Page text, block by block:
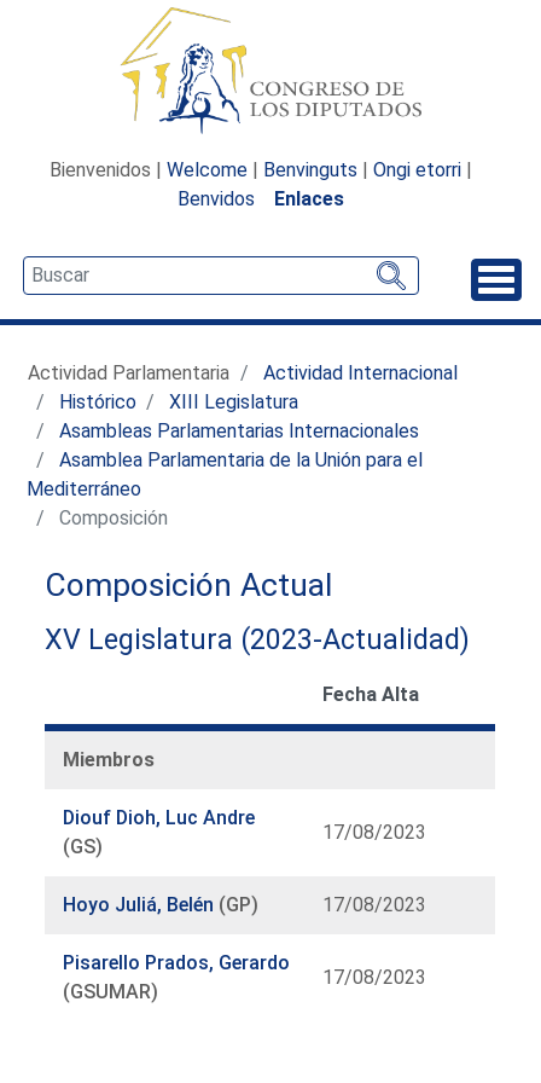
Bienvenidos | Welcome | Benvinguts | Ongi etorri |
Benvidos
Enlaces
Actividad Parlamentaria
Actividad Internacional
Histórico
XIII Legislatura
Asambleas Parlamentarias Internacionales
Asamblea Parlamentaria de la Unión para el
Mediterráneo
Composición
Composición Actual
XV Legislatura (2023-Actualidad)
Fecha Alta
Miembros
Diouf Dioh, Luc Andre
(GS)
17/08/2023
Hoyo Juliá, Belén (GP) 17/08/2023
Pisarello Prados, Gerardo
(GSUMAR)
17/08/2023